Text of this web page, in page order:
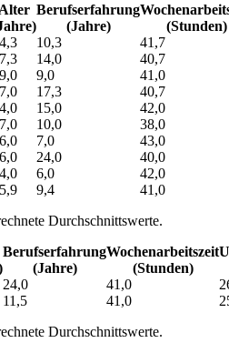
Alter Berufs­erfahrung
(Jahre)
(Stunden)
10,3 41,7
14,0 40,7
9,0 41,0
17,3 40,7
15,0 42,0
10,0 38,0
7,0 43,0
24,0 40,0
6,0 42,0
9,4 41,0
Durchschnittswerte.
Berufs­erfahrung
(Jahre)
Wochen­arbeitszeit
(Stunden)
24,0 41,0
11,5 41,0
Durchschnittswerte.